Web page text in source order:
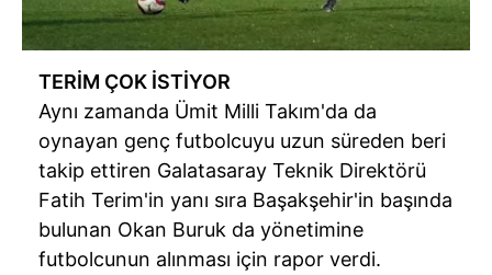
almak için lütfentıklayınız.
TERİM ÇOK İSTİYOR
Aynı zamanda Ümit Milli Takım'da da
oynayan genç futbolcuyu uzun süreden beri
takip ettiren Galatasaray Teknik Direktörü
Fatih Terim'in yanı sıra Başakşehir'in başında
bulunan Okan Buruk da yönetimine
futbolcunun alınması için rapor verdi.